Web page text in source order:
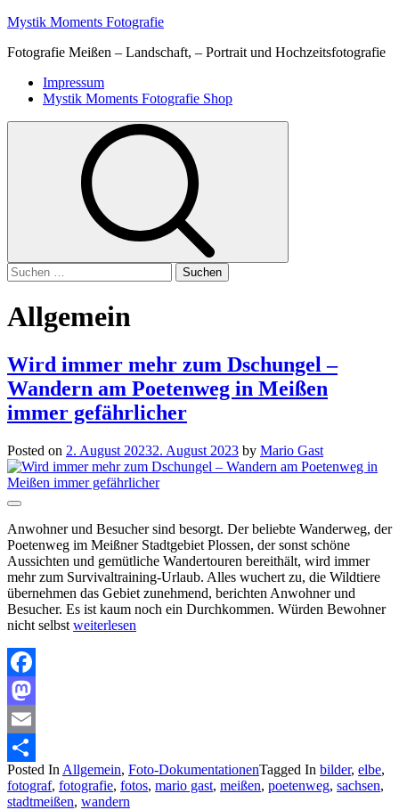
Skip
content
Mystik Moments Fotografie
Fotografie Meißen – Landschaft, – Portrait und Hochzeitsfotografie
Primary
Menu
Impressum
Mystik Moments Fotografie Shop
Suchen
nach:
Allgemein
Wird immer mehr zum Dschungel –
Wandern am Poetenweg in Meißen
immer gefährlicher
Posted on 2. August 20232. August 2023 by Mario Gast
Anwohner und Besucher sind besorgt. Der beliebte Wanderweg, der
Poetenweg im Meißner Stadtgebiet Plossen, der sonst schöne
Aussichten und gemütliche Wandertouren bereithält, wird immer
mehr zum Survivaltraining-Urlaub. Alles wuchert zu, die Wildtiere
übernehmen das Gebiet zunehmend, berichten Anwohner und
Besucher. Es ist kaum noch ein Durchkommen. Würden Bewohner
nicht selbst weiterlesen
Facebook
Mastodon
Email
Teilen
Posted In Allgemein, Foto-DokumentationenTagged In bilder, elbe,
fotograf, fotografie, fotos, mario gast, meißen, poetenweg, sachsen,
stadtmeißen, wandern